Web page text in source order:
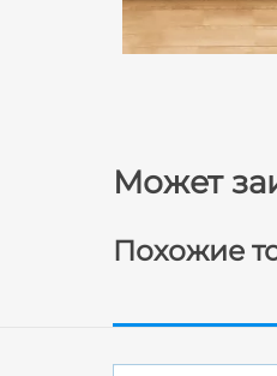
Может
Похожие